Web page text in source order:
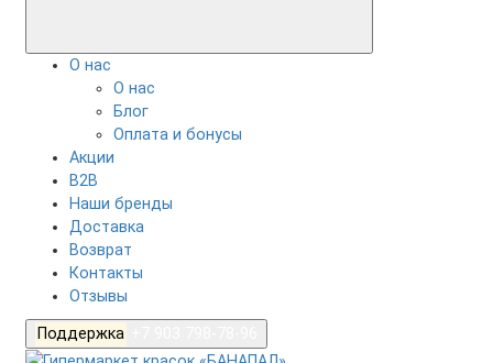
О нас
О нас
Блог
Оплата и бонусы
Акции
B2B
Наши бренды
Доставка
Возврат
Контакты
Отзывы
Поддержка